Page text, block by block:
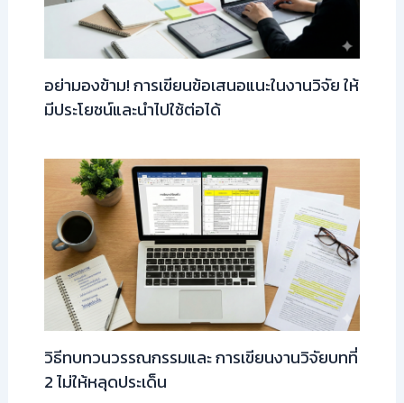
อย่ามองข้าม! การเขียนข้อเสนอแนะในงานวิจัย ให้
มีประโยชน์และนำไปใช้ต่อได้
วิธีทบทวนวรรณกรรมและ การเขียนงานวิจัยบทที่
2 ไม่ให้หลุดประเด็น